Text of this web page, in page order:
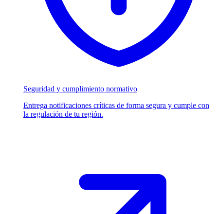
Seguridad y cumplimiento normativo
Entrega notificaciones críticas de forma segura y cumple con
la regulación de tu región.